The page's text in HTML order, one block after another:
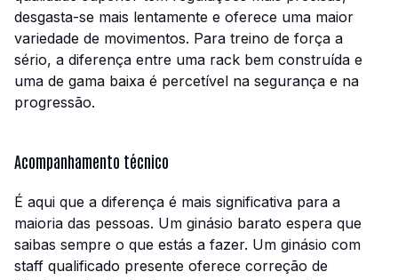
desgasta-se mais lentamente e oferece uma maior
variedade de movimentos. Para treino de força a
sério, a diferença entre uma rack bem construída e
uma de gama baixa é percetível na segurança e na
progressão.
Acompanhamento técnico
É aqui que a diferença é mais significativa para a
maioria das pessoas. Um ginásio barato espera que
saibas sempre o que estás a fazer. Um ginásio com
staff qualificado presente oferece correção de